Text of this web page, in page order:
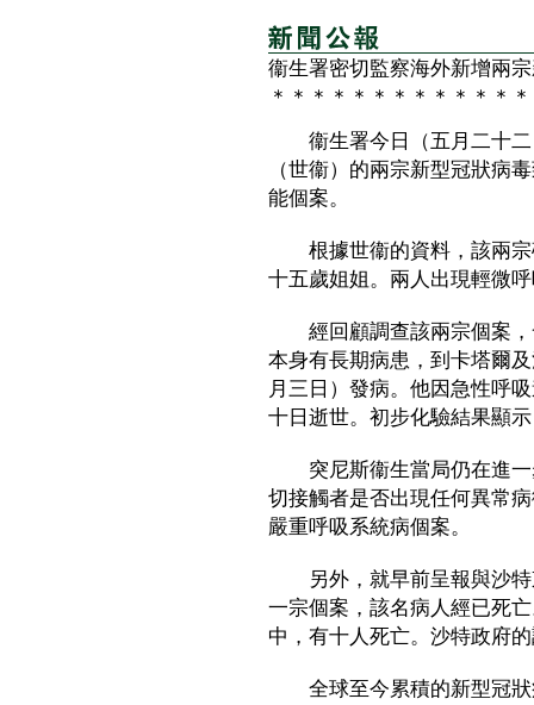
衞生署密切監察海外新增兩
＊＊＊＊＊＊＊＊＊＊＊＊
衞生署今日（五月二十二
（世衞）的兩宗新型冠狀病
能個案。
根據世衞的資料，該兩宗
十五歲姐姐。兩人出現輕微
經回顧調查該兩宗個案，
本身有長期病患，到卡塔爾
月三日）發病。他因急性呼
十日逝世。初步化驗結果顯
突尼斯衞生當局仍在進一
切接觸者是否出現任何異常
嚴重呼吸系統病個案。
另外，就早前呈報與沙特
一宗個案，該名病人經已死
中，有十人死亡。沙特政府
全球至今累積的新型冠狀